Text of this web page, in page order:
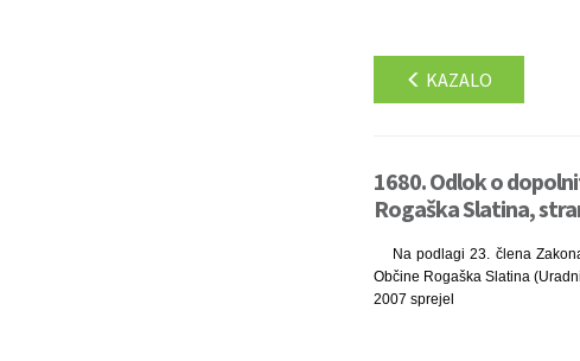
KAZALO
1680. Odlok o
Rogaška Slatina,
Na podlagi 23. člena
Občine Rogaška Slatina
2007 sprejel